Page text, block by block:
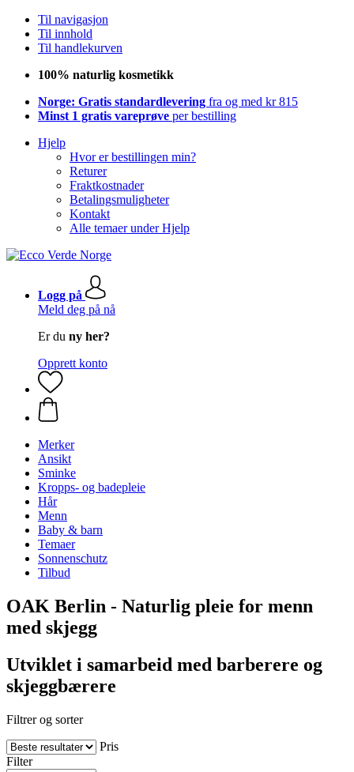
Til navigasjon
Til innhold
Til handlekurven
100% naturlig kosmetikk
Norge: Gratis standardlevering fra og med kr 815
Minst 1 gratis vareprøve per bestilling
Hjelp
Hvor er bestillingen min?
Returer
Fraktkostnader
Betalingsmuligheter
Kontakt
Alle temaer under Hjelp
Logg på
Meld deg på nå
Er du ny her?
Opprett konto
Merker
Ansikt
Sminke
Kropps- og badepleie
Hår
Menn
Baby & barn
Temaer
Sonnenschutz
Tilbud
OAK Berlin - Naturlig pleie for menn
med skjegg
Utviklet i samarbeid med barberere og
skjeggbærere
Filtrer og sorter
Pris
Filter